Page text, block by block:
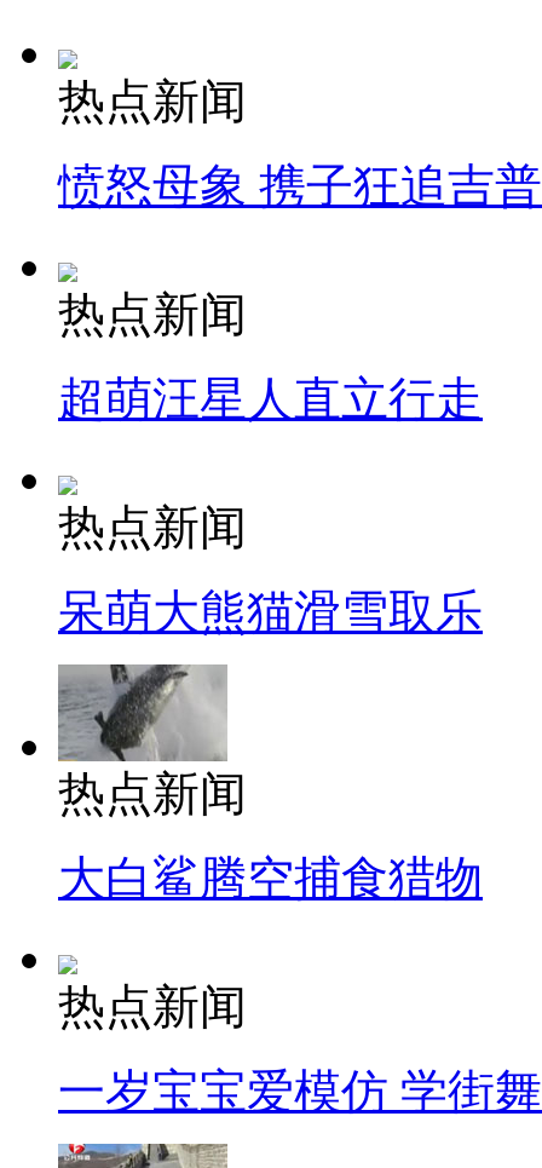
热点新闻
愤怒母象 携子狂追吉
热点新闻
超萌汪星人直立行走
热点新闻
呆萌大熊猫滑雪取乐
热点新闻
大白鲨腾空捕食猎物
热点新闻
一岁宝宝爱模仿 学街